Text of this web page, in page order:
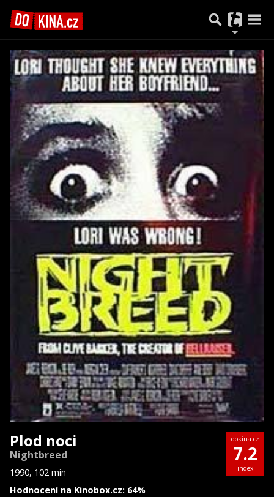
Plod noci
Nightbreed
1990, 102 min
Hodnocení na Kinobox.cz: 64%
dokina.cz
7.2
index